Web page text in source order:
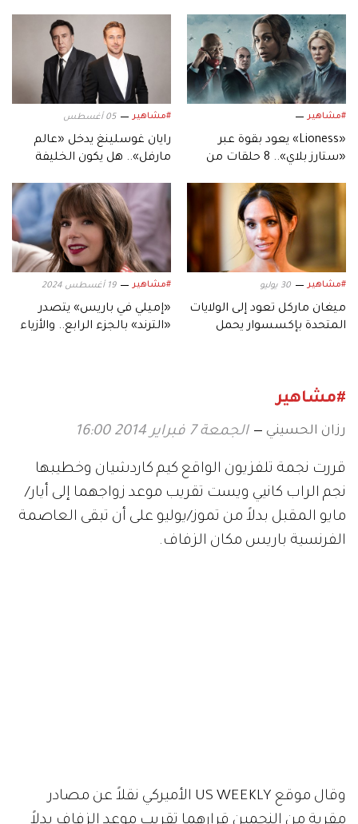
#مشاهير
«Lioness» يعود بقوة عبر
«ستارز بلاي».. 8 حلقات من
#مشاهير 05 أغسطس
رايان غوسلينغ يدخل «عالم
مارفل».. هل يكون الخليفة
#مشاهير 30 يوليو
ميغان ماركل تعود إلى الولايات
المتحدة بإكسسوار يحمل
#مشاهير 19 أغسطس 2024
«إميلي في باريس» يتصدر
«الترند» بالجزء الرابع.. والأزياء
#مشاهير
رزان الحسيني الجمعة 7 فبراير 2014 16:00
قررت نجمة تلفزيون الواقع كيم كاردشيان وخطيبها
نجم الراب كانيي ويست تقريب موعد زواجهما إلى أيار/
مايو المقبل بدلاً من تموز/يوليو على أن تبقى العاصمة
الفرنسية باريس مكان الزفاف.
وقال موقع US WEEKLY الأميركي نقلاً عن مصادر
مقربة من النجمين قرارهما تقريب موعد الزفاف بدلاً